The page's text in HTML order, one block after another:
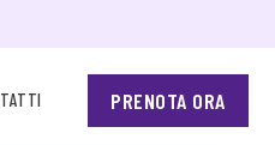
PRENOTA ORA